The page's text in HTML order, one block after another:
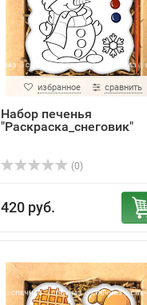
избранное сравнить
Набор печенья
"Раскраска_снеговик"
(0)
420 руб.